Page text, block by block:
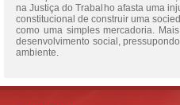
na Justiça do Trabalho afasta uma
constitucional de construir uma
como uma simples mercadoria.
desenvolvimento social,
ambiente.